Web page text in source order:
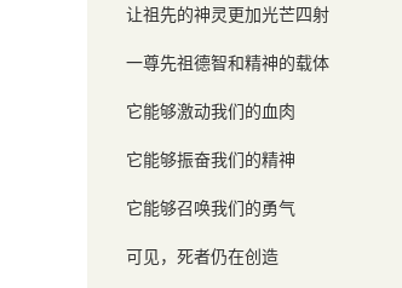
让祖先的神灵更加光芒四射
一尊先祖德智和精神的载体
它能够激动我们的血肉
它能够振奋我们的精神
它能够召唤我们的勇气
可见，死者仍在创造